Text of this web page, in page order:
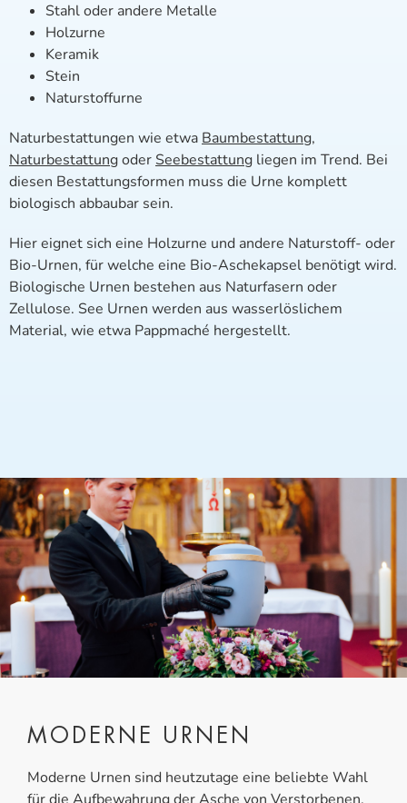
Stahl oder andere Metalle
Holzurne
Keramik
Stein
Naturstoffurne
Naturbestattungen wie etwa Baumbestattung,
Naturbestattungoder Seebestattung liegen im Trend. Bei
diesen Bestattungsformen muss die Urne komplett
biologisch abbaubar sein.
Hier eignet sich eine Holzurne und andere Naturstoff- oder
Bio-Urnen, für welche eine Bio-Aschekapsel benötigt wird.
Biologische Urnen bestehen aus Naturfasern oder
Zellulose. See Urnen werden aus wasserlöslichem
Material, wie etwa Pappmaché hergestellt.
MODERNE URNEN
Moderne Urnen sind heutzutage eine beliebte Wahl